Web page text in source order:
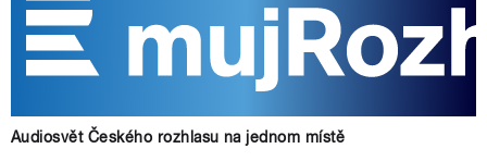
Audiosvět Českého rozhlasu na jednom místě